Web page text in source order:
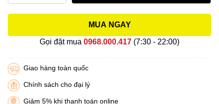
MUA NGAY
Gọi đặt mua 0968.000.417 (7:30 - 22:00)
Giao hàng toàn quốc
Chính sách cho đại lý
Giảm 5% khi thanh toán online